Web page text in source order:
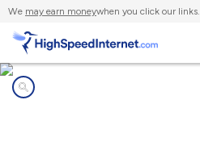
We may earn moneywhen you click our links.